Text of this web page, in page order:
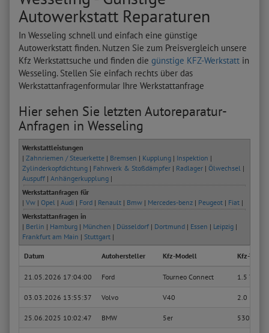
Autowerkstatt Reparaturen
In Wesseling schnell und einfach eine günstige
Autowerkstatt finden. Nutzen Sie zum Preisvergleich unsere
Kfz Werkstattsuche und finden die günstige KFZ-Werkstatt in
Wesseling. Stellen Sie einfach rechts über das
Werkstattanfragenformular Ihre Werkstattanfrage
Hier sehen Sie letzten Autoreparatur-
Anfragen in Wesseling
Werkstattleistungen
| Zahnriemen / Steuerkette | Bremsen | Kupplung | Inspektion |
Zylinderkopfdichtung | Fahrwerk & Stoßdämpfer | Radlager | Ölwechsel |
Auspuff | Anhängerkupplung |
Werkstattanfragen für
| Vw | Opel | Audi | Ford | Renault | Bmw | Mercedes-benz | Peugeot | Fiat |
Werkstattanfragen in
| Berlin | Hamburg | München | Düsseldorf | Dortmund | Essen | Leipzig |
Frankfurt am Main | Stuttgart |
Datum Autohersteller Kfz-Modell Kfz-Typ
21.05.2026 17:04:00 Ford Tourneo Connect 1.5 TDCi
03.03.2026 13:55:37 Volvo V40 2.0
25.06.2025 10:02:47 BMW 5er 530d